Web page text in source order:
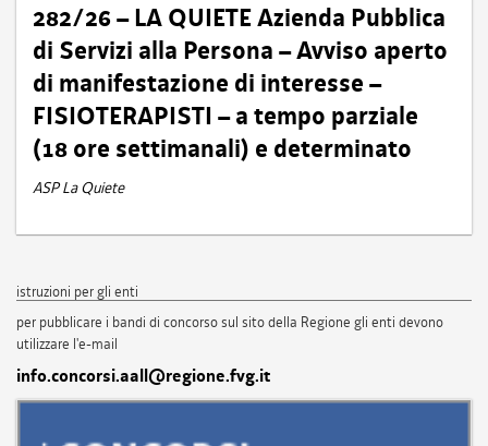
282/26 – LA QUIETE Azienda Pubblica
di Servizi alla Persona – Avviso aperto
di manifestazione di interesse –
FISIOTERAPISTI – a tempo parziale
(18 ore settimanali) e determinato
ASP La Quiete
istruzioni per gli enti
per pubblicare i bandi di concorso sul sito della Regione gli enti devono
utilizzare l'e-mail
info.concorsi.aall@regione.fvg.it